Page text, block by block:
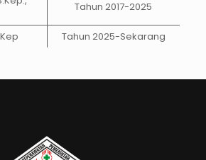
Tahun 2017-2025
Tahun 2025-Sekarang